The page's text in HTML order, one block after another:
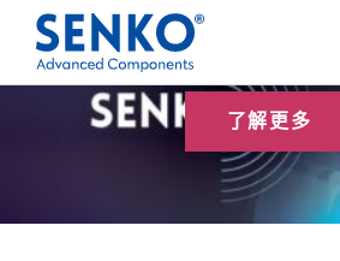
了解更多